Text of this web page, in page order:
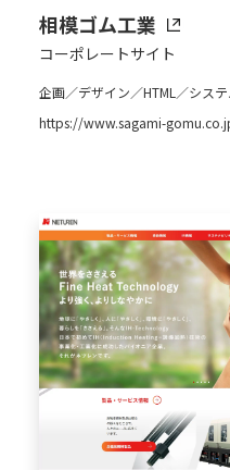
相模ゴム工業
コーポレートサイト
企画／デザイン／HTML／シス
https://www.sagami-